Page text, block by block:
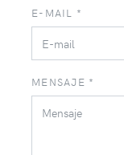
E-MAIL *
MENSAJE *